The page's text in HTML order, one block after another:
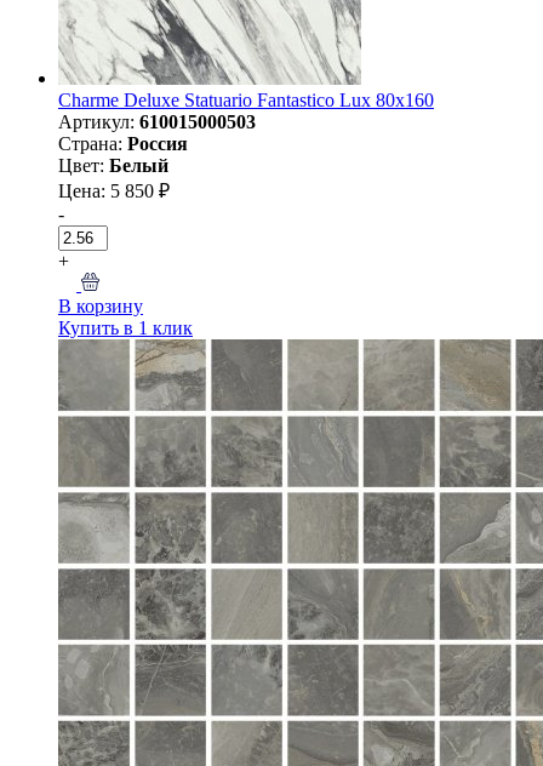
Charme Deluxe Statuario Fantastico Lux 80х160
Артикул: 610015000503
Страна: Россия
Цвет: Белый
Цена: 5 850 ₽
-
+
В корзину
Купить в 1 клик